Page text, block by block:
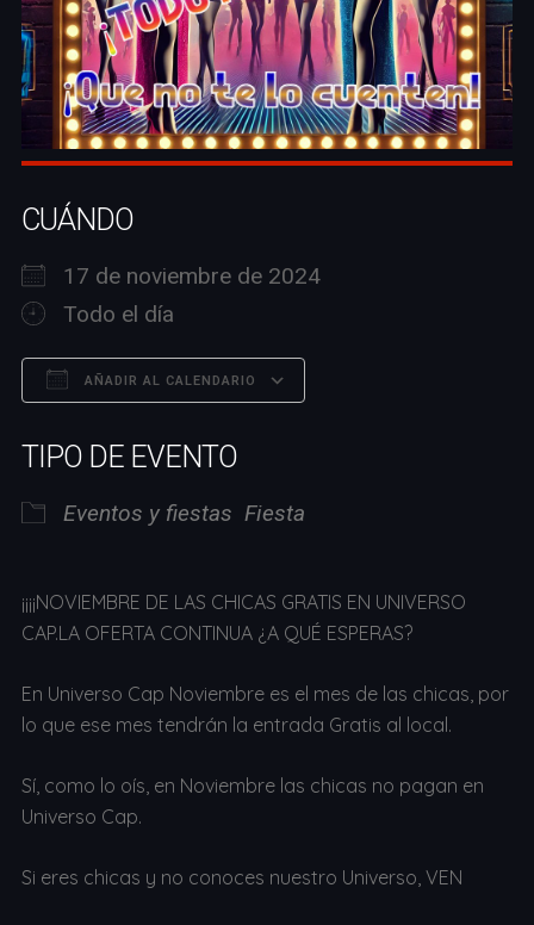
CUÁNDO
17 de noviembre de 2024
Todo el día
AÑADIR AL CALENDARIO
TIPO DE EVENTO
Eventos y fiestas Fiesta
¡¡¡¡NOVIEMBRE DE LAS CHICAS GRATIS EN UNIVERSO
CAP.LA OFERTA CONTINUA ¿A QUÉ ESPERAS?
En Universo Cap Noviembre es el mes de las chicas, por
lo que ese mes tendrán la entrada Gratis al local.
Sí, como lo oís, en Noviembre las chicas no pagan en
Universo Cap.
Si eres chicas y no conoces nuestro Universo, VEN